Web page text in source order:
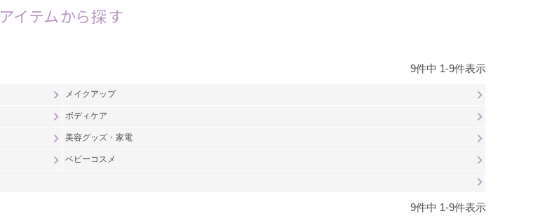
アイテムから探す
9件中 1 -9件表示
メイクアップ
ボディケア
美容グッズ・家電
ベビーコスメ
9件中 1 -9件表示